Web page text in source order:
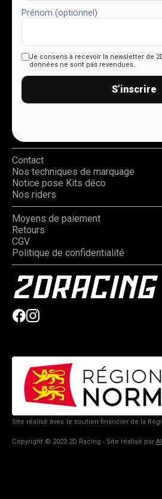
Prénom (optionnel)
Je consens à recevoir la newsletter de
données ne sont pas revendues.
S’inscrire
Contact
Nos techniques de marquage
Notice pose Kits déco
Nos riders
Moyens de paiement
Retours
CGV
Politique de confidentialité
Site réalisé avec le soutien financier de la
Copyright © 2023 2D Racing - Site réalisé par